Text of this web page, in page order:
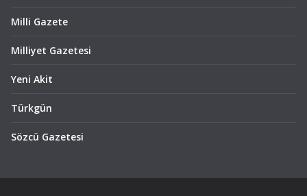
Milli Gazete
Milliyet Gazetesi
Yeni Akit
Türkgün
Sözcü Gazetesi